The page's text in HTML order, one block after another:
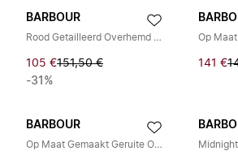
BARBOUR
Rood Getailleerd Overhemd Twill Weefsel
105 €151,50 €
-31%
141 €
BARBOUR
Op Maat Gemaakt Geruite Overhemd